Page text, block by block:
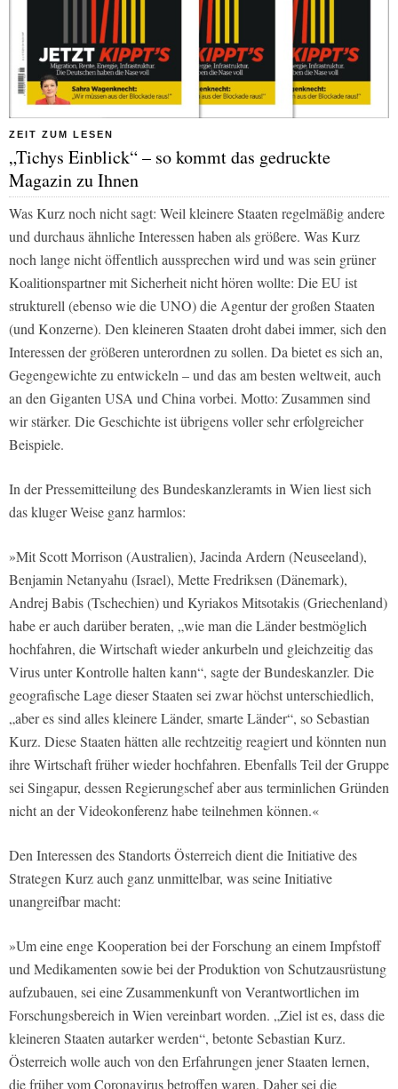
ZEIT ZUM LESEN
„Tichys Einblick“ – so kommt das gedruckte
Magazin zu Ihnen
Was Kurz noch nicht sagt: Weil kleinere Staaten regelmäßig andere
und durchaus ähnliche Interessen haben als größere. Was Kurz
noch lange nicht öffentlich aussprechen wird und was sein grüner
Koalitionspartner mit Sicherheit nicht hören wollte: Die EU ist
strukturell (ebenso wie die UNO) die Agentur der großen Staaten
(und Konzerne). Den kleineren Staaten droht dabei immer, sich den
Interessen der größeren unterordnen zu sollen. Da bietet es sich an,
Gegengewichte zu entwickeln – und das am besten weltweit, auch
an den Giganten USA und China vorbei. Motto: Zusammen sind
wir stärker. Die Geschichte ist übrigens voller sehr erfolgreicher
Beispiele.
In der Pressemitteilung des Bundeskanzleramts in Wien liest sich
das kluger Weise ganz harmlos:
»Mit Scott Morrison (Australien), Jacinda Ardern (Neuseeland),
Benjamin Netanyahu (Israel), Mette Fredriksen (Dänemark),
Andrej Babis (Tschechien) und Kyriakos Mitsotakis (Griechenland)
habe er auch darüber beraten, „wie man die Länder bestmöglich
hochfahren, die Wirtschaft wieder ankurbeln und gleichzeitig das
Virus unter Kontrolle halten kann“, sagte der Bundeskanzler. Die
geografische Lage dieser Staaten sei zwar höchst unterschiedlich,
„aber es sind alles kleinere Länder, smarte Länder“, so Sebastian
Kurz. Diese Staaten hätten alle rechtzeitig reagiert und könnten nun
ihre Wirtschaft früher wieder hochfahren. Ebenfalls Teil der Gruppe
sei Singapur, dessen Regierungschef aber aus terminlichen Gründen
nicht an der Videokonferenz habe teilnehmen können.«
Den Interessen des Standorts Österreich dient die Initiative des
Strategen Kurz auch ganz unmittelbar, was seine Initiative
unangreifbar macht:
»Um eine enge Kooperation bei der Forschung an einem Impfstoff
und Medikamenten sowie bei der Produktion von Schutzausrüstung
aufzubauen, sei eine Zusammenkunft von Verantwortlichen im
Forschungsbereich in Wien vereinbart worden. „Ziel ist es, dass die
kleineren Staaten autarker werden“, betonte Sebastian Kurz.
Österreich wolle auch von den Erfahrungen jener Staaten lernen,
die früher vom Coronavirus betroffen waren. Daher sei die